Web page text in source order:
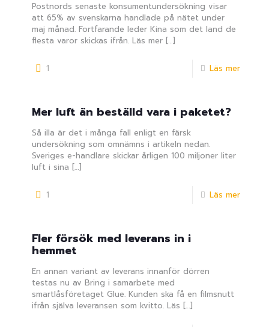
Postnords senaste konsumentundersökning visar
att 65% av svenskarna handlade på nätet under
maj månad. Fortfarande leder Kina som det land de
flesta varor skickas ifrån. Läs mer […]
1 Läs mer
Mer luft än beställd vara i paketet?
Så illa är det i många fall enligt en färsk
undersökning som omnämns i artikeln nedan.
Sveriges e-handlare skickar årligen 100 miljoner liter
luft i sina […]
1 Läs mer
Fler försök med leverans in i
hemmet
En annan variant av leverans innanför dörren
testas nu av Bring i samarbete med
smartlåsföretaget Glue. Kunden ska få en filmsnutt
ifrån själva leveransen som kvitto. Läs […]